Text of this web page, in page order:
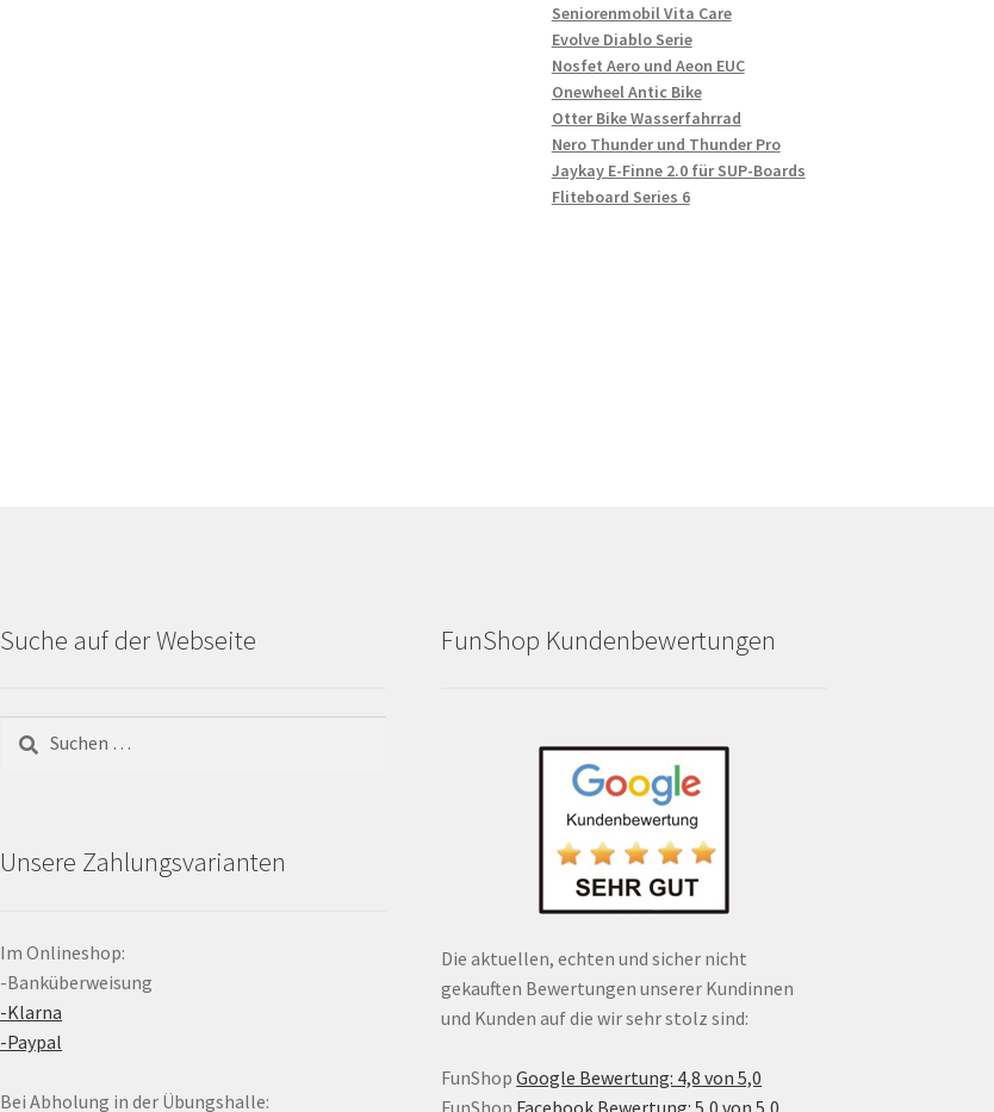
Seniorenmobil Vita Care
Evolve Diablo Serie
Nosfet Aero und Aeon EUC
Onewheel Antic Bike
Otter Bike Wasserfahrrad
Nero Thunder und Thunder Pro
Jaykay E-Finne 2.0 für SUP-Boards
Fliteboard Series 6
Suche auf der Webseite
nach:
Unsere Zahlungsvarianten
Im Onlineshop:
-Banküberweisung
-Klarna
-Paypal
Bei Abholung in der Übungshalle:
FunShop Kundenbewertungen
Die aktuellen, echten und sicher nicht
gekauften Bewertungen unserer Kundinnen
und Kunden auf die wir sehr stolz sind:
FunShop Google Bewertung: 4,8 von 5,0
FunShop Facebook Bewertung: 5,0 von 5,0